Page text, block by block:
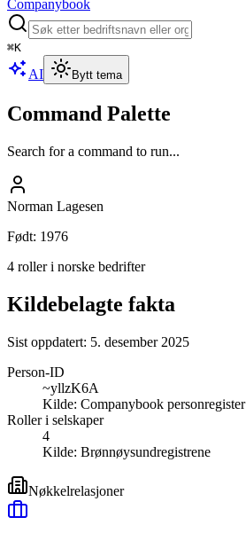
Companybook
⌘K
AI Bytt tema
Command Palette
Search for a command to run...
Norman Lagesen
Født: 1976
4 roller i norske bedrifter
Kildebelagte fakta
Sist oppdatert: 5. desember 2025
Person-ID
~yllzK6A
Kilde: Companybook personregister
Roller i selskaper
4
Kilde: Brønnøysundregistrene
Nøkkelrelasjoner